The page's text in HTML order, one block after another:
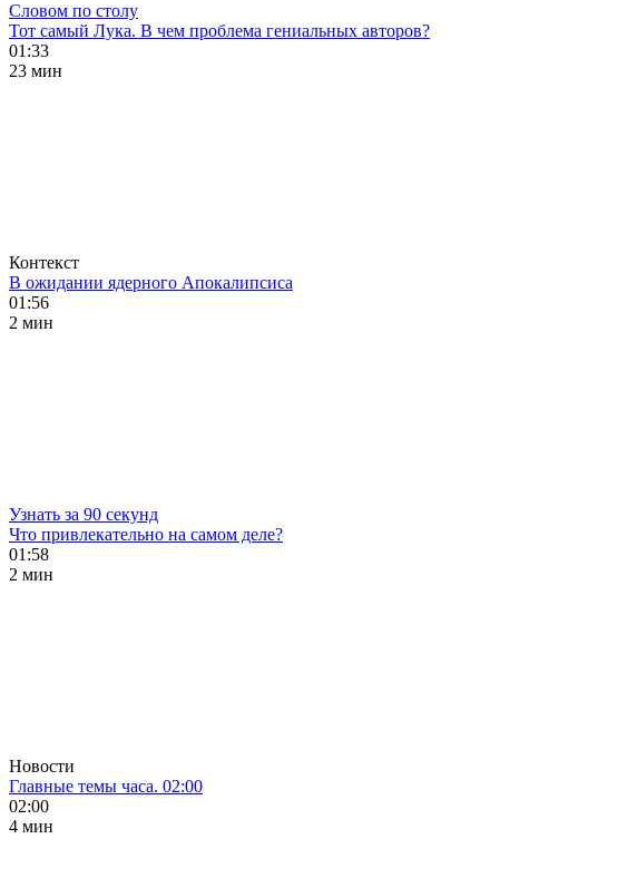
Словом по столу
Тот самый Лука. В чем проблема гениальных авторов?
01:33
23 мин
Контекст
В ожидании ядерного Апокалипсиса
01:56
2 мин
Узнать за 90 секунд
Что привлекательно на самом деле?
01:58
2 мин
Новости
Главные темы часа. 02:00
02:00
4 мин